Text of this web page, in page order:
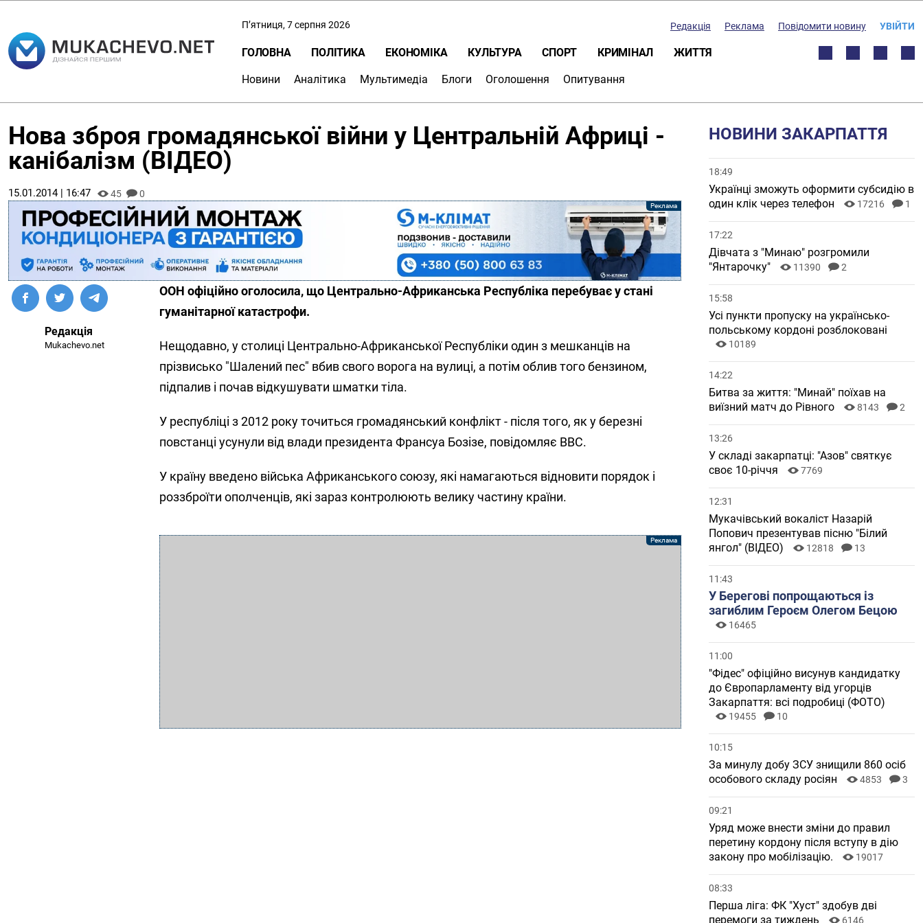
П’ятниця, 7 серпня 2026 Редакція Реклама Повідомити новину УВІЙТИ
ГОЛОВНА ПОЛІТИКА ЕКОНОМІКА КУЛЬТУРА СПОРТ КРИМІНАЛ ЖИТТЯ
Новини Аналітика Мультимедіа Блоги Оголошення Опитування
Нова зброя громадянської війни у Центральній Африці -
канібалізм (ВІДЕО)
15.01.2014 | 16:47 45 0
Редакція
Mukachevo.net
ООН офіційно оголосила, що Центрально-Африканська Республіка перебуває у стані
гуманітарної катастрофи.
Нещодавно, у столиці Центрально-Африканської Республіки один з мешканців на
прізвисько "Шалений пес" вбив свого ворога на вулиці, а потім облив того бензином,
підпалив і почав відкушувати шматки тіла.
У республіці з 2012 року точиться громадянський конфлікт - після того, як у березні
повстанці усунули від влади президента Франсуа Бозізе, повідомляє ВВС.
У країну введено війська Африканського союзу, які намагаються відновити порядок і
роззброїти ополченців, які зараз контролюють велику частину країни.
НОВИНИ ЗАКАРПАТТЯ
18:49
Українці зможуть оформити субсидію в
один клік через телефон
17216 1
17:22
Дівчата з "Минаю" розгромили
"Янтарочку"
11390 2
15:58
Усі пункти пропуску на українсько-
польському кордоні розблоковані
10189
14:22
Битва за життя: "Минай" поїхав на
виїзний матч до Рівного
8143 2
13:26
У складі закарпатці: "Азов" святкує
своє 10-річчя
7769
12:31
Мукачівський вокаліст Назарій
Попович презентував пісню "Білий
янгол" (ВІДЕО)
12818 13
11:43
У Берегові попрощаються із
загиблим Героєм Олегом Бецою
16465
11:00
"Фідес" офіційно висунув кандидатку
до Європарламенту від угорців
Закарпаття: всі подробиці (ФОТО)
19455 10
10:15
За минулу добу ЗСУ знищили 860 осіб
особового складу росіян
4853 3
09:21
Уряд може внести зміни до правил
перетину кордону після вступу в дію
закону про мобілізацію.
19017
08:33
Перша ліга: ФК "Хуст" здобув дві
перемоги за тиждень
6146